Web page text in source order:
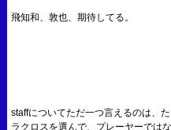
飛知和、敦也、期待してる。
staffについてただ一つ言えるのは、
ラクロスを選んで、プレーヤーでは